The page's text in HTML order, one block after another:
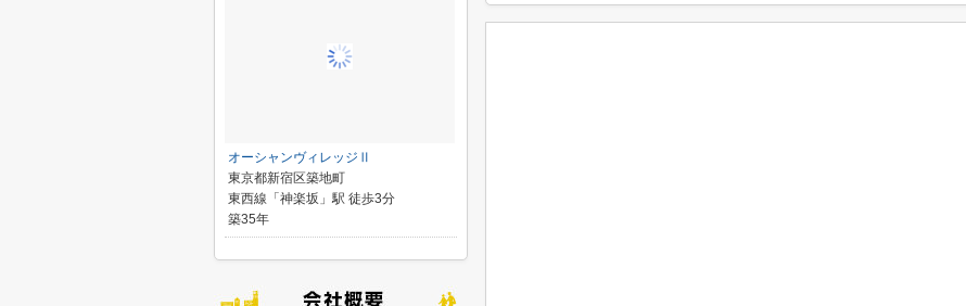
オーシャンヴィレッジⅡ
東京都新宿区築地町
東西線「神楽坂」駅 徒歩3分
築35年